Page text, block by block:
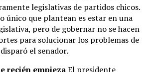
legislativas de partidos chicos.
único que plantean es estar en una
pero de gobernar no se hacen
para solucionar los problemas de
el senador.
recién empiezaEl presidente